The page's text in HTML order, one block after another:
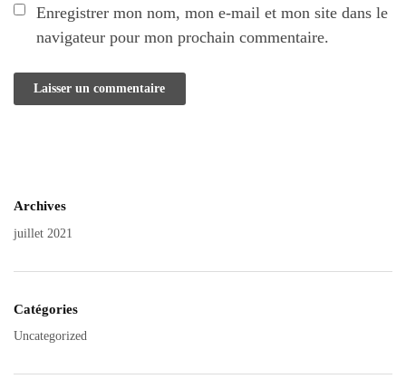
Enregistrer mon nom, mon e-mail et mon site dans le
navigateur pour mon prochain commentaire.
Archives
juillet 2021
Catégories
Uncategorized